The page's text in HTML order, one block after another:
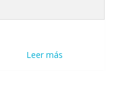
Leer más